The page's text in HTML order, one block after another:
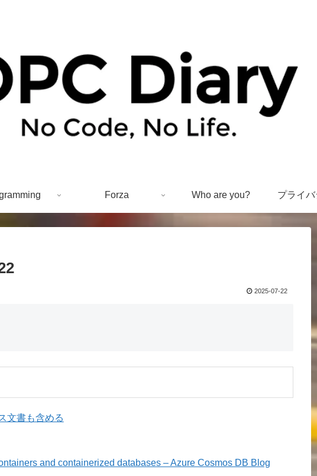
Forza Who are you? プライ
2025-07-22
文書も含める
and containerized databases – Azure Cosmos DB Blog